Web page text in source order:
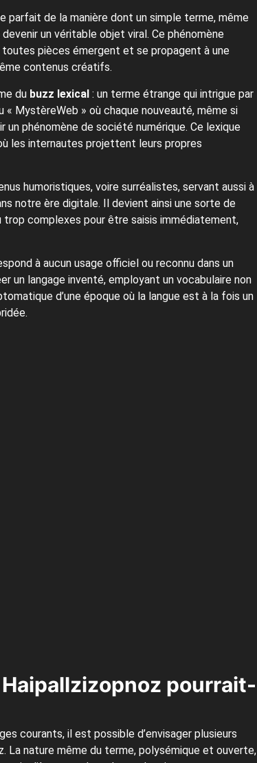
parfait de la manière dont un simple terme, même
un véritable objet viral. Ce phénomène
pièces émergent et se propagent à une
contenus créatifs.
du buzz lexical : un terme étrange qui intrigue par
MystèreWeb » où chaque nouveauté, même si
phénomène de société numérique. Ce lexique
les internautes projettent leurs propres
humoristiques, voire surréalistes, servant aussi à
notre ère digitale. Il devient ainsi une sorte de
trop complexes pour être saisis immédiatement,
à aucun usage officiel ou reconnu dans un
un langage inventé, employant un vocabulaire non
d’une époque où la langue est à la fois un
pourrait-
courants, il est possible d’envisager plusieurs
La nature même du terme, polysémique et ouverte,